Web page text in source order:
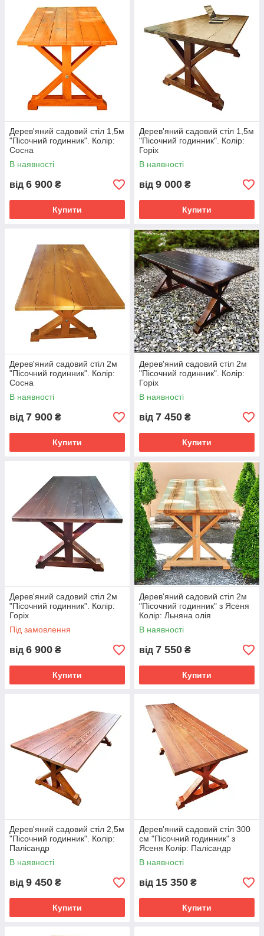
Дерев'яний садовий стіл 1,5м
"Пісочний годинник". Колір:
Сосна
В наявності
від 6 900 ₴
Купити
Дерев'яний садовий стіл 1,5м
"Пісочний годинник". Колір:
Горіх
В наявності
від 9 000 ₴
Купити
Дерев'яний садовий стіл 2м
"Пісочний годинник". Колір:
Сосна
В наявності
від 7 900 ₴
Купити
Дерев'яний садовий стіл 2м
"Пісочний годинник". Колір:
Горіх
В наявності
від 7 450 ₴
Купити
Дерев'яний садовий стіл 2м
"Пісочний годинник". Колір:
Горіх
Під замовлення
від 6 900 ₴
Купити
Дерев'яний садовий стіл 2м
"Пісочний годинник" з Ясеня
Колір: Льняна олія
В наявності
від 7 550 ₴
Купити
Дерев'яний садовий стіл 2,5м
"Пісочний годинник". Колір:
Палісандр
В наявності
від 9 450 ₴
Купити
Дерев'яний садовий стіл 300
см "Пісочний годинник" з
Ясеня Колір: Палісандр
В наявності
від 15 350 ₴
Купити